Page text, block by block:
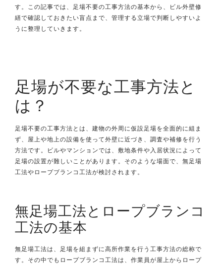
す。この記事では、足場不要の工事方法の基本から、ビル外壁修
繕で確認しておきたい盲点まで、管理する立場で判断しやすいよ
うに整理していきます。
足場が不要な工事方法と
は？
足場不要の工事方法とは、建物の外周に仮設足場を全面的に組ま
ず、屋上や地上の設備を使って外壁に近づき、調査や補修を行う
方法です。ビルやマンションでは、敷地条件や入居状況によって
足場の設置が難しいことがあります。そのような場面で、無足場
工法やロープブランコ工法が検討されます。
無足場工法とロープブランコ
工法の基本
無足場工法は、足場を組まずに高所作業を行う工事方法の総称で
す。その中でもロープブランコ工法は、作業員が屋上からロープ